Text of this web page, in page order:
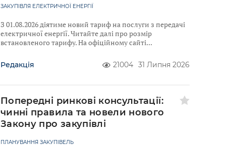
ЗАКУПІВЛЯ ЕЛЕКТРИЧНОЇ ЕНЕРГІЇ
З 01.08.2026 діятиме новий тариф на послуги з передачі
електричної енергії. Читайте далі про розмір
встановленого тарифу. На офіційному сайті
Редакція 21004 31 Липня 2026
Попередні ринкові консультації:
чинні правила та новели нового
Закону про закупівлі
ПЛАНУВАННЯ ЗАКУПІВЕЛЬ